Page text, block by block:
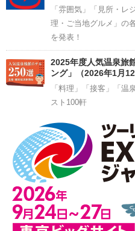
「雰囲気」「見所・レ
理・ご当地グルメ」の
を発表！
2025年度人気温泉旅
ング」（2026年1月12
「料理」「接客」「温
スト100軒